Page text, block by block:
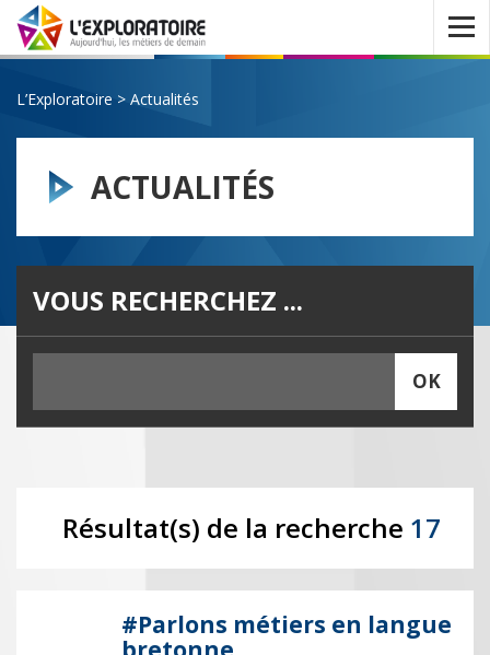
Ouvrir
le
menu
L’Exploratoire > Actualités
ACTUALITÉS
VOUS RECHERCHEZ ...
Résultat(s) de la recherche 17
#Parlons métiers en langue